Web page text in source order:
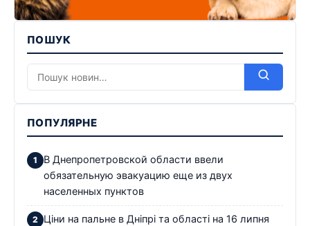
ПОШУК
ПОПУЛЯРНЕ
В Днепропетровской области ввели
обязательную эвакуацию еще из двух
населенных пунктов
Ціни на пальне в Дніпрі та області на 16 липня